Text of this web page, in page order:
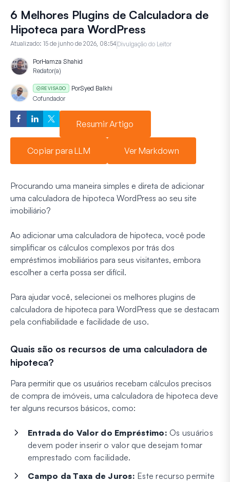
6 Melhores Plugins de Calculadora de
Hipoteca para WordPress
Atualizado: 15 de junho de 2026, 08:54 Divulgação do Leitor
PorHamza Shahid
Redator(a)
REVISADO PorSyed Balkhi
Cofundador
Resumir Artigo
Copiar para LLM Ver Markdown
Procurando uma maneira simples e direta de adicionar
uma calculadora de hipoteca WordPress ao seu site
imobiliário?
Ao adicionar uma calculadora de hipoteca, você pode
simplificar os cálculos complexos por trás dos
empréstimos imobiliários para seus visitantes, embora
escolher a certa possa ser difícil.
Para ajudar você, selecionei os melhores plugins de
calculadora de hipoteca para WordPress que se destacam
pela confiabilidade e facilidade de uso.
Quais são os recursos de uma calculadora de
hipoteca?
Para permitir que os usuários recebam cálculos precisos
de compra de imóveis, uma calculadora de hipoteca deve
ter alguns recursos básicos, como:
Entrada do Valor do Empréstimo: Os usuários
devem poder inserir o valor que desejam tomar
emprestado com facilidade.
Campo da Taxa de Juros: Este recurso permite